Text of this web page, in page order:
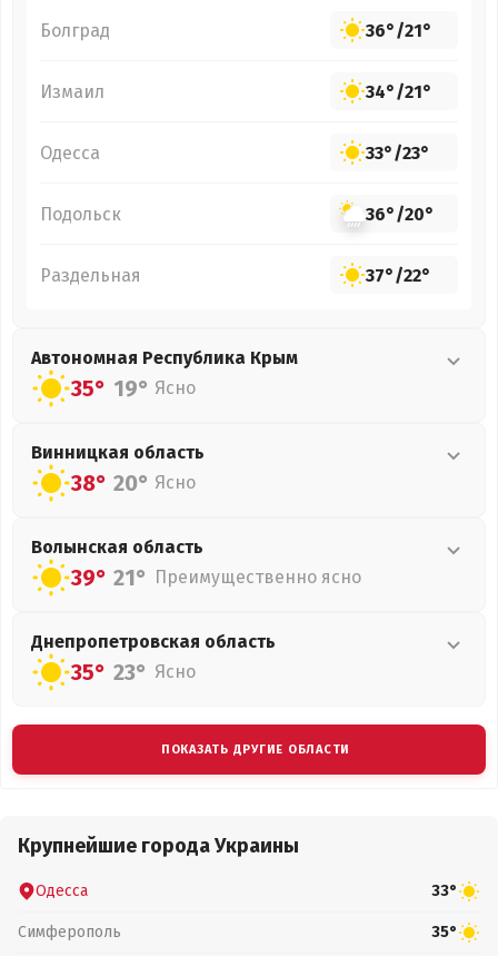
Болград 36°/21°
Измаил 34°/21°
Одесса 33°/23°
Подольск 36°/20°
Раздельная 37°/22°
Автономная Республика Крым
35° 19° Ясно
Винницкая область
38° 20° Ясно
Волынская область
39° 21° Преимущественно ясно
Днепропетровская область
35° 23° Ясно
ПОКАЗАТЬ ДРУГИЕ ОБЛАСТИ
Крупнейшие города Украины
Одесса 33°
Симферополь 35°